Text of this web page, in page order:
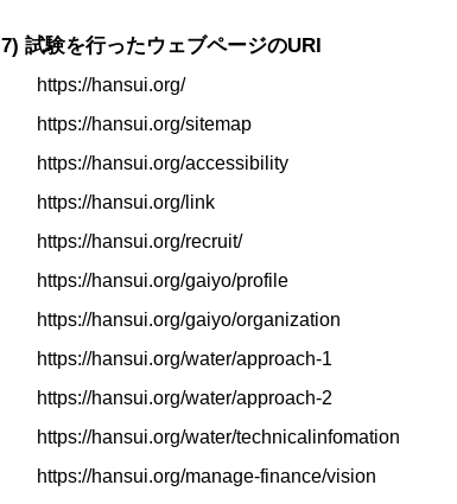
7) 試験を行ったウェブページのURI
https://hansui.org/
https://hansui.org/sitemap
https://hansui.org/accessibility
https://hansui.org/link
https://hansui.org/recruit/
https://hansui.org/gaiyo/profile
https://hansui.org/gaiyo/organization
https://hansui.org/water/approach-1
https://hansui.org/water/approach-2
https://hansui.org/water/technicalinfomation
https://hansui.org/manage-finance/vision